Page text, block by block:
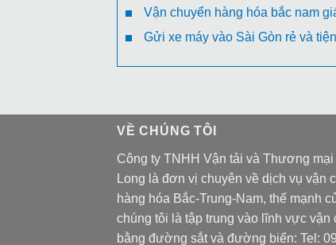
Vận chuyển hàng hóa bắc nam
Gửi xe máy vào Sài Gòn rẻ và
VỀ CHÚNG TÔI
Công ty TNHH Vận tải và Thương mại
Long là đơn vị chuyên về dịch vụ vận
hàng hóa Bắc-Trung-Nam, thế mạnh
chúng tôi là tập trung vào lĩnh vực vận
bằng đường sắt và đường biển: Tel: